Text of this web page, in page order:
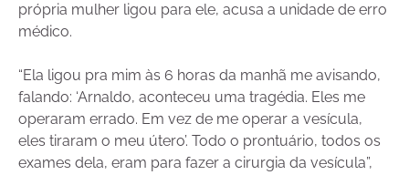
própria mulher ligou para ele, acusa a unidade de erro
médico.
“Ela ligou pra mim às 6 horas da manhã me avisando,
falando: ‘Arnaldo, aconteceu uma tragédia. Eles me
operaram errado. Em vez de me operar a vesícula,
eles tiraram o meu útero’. Todo o prontuário, todos os
exames dela, eram para fazer a cirurgia da vesícula”,